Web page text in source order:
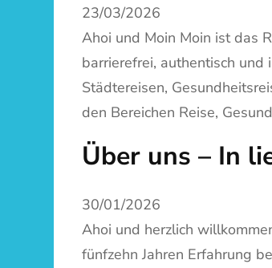
23/03/2026
Ahoi und Moin Moin ist das
barrierefrei, authentisch und
Städtereisen,
den Bereichen Reise,
Über uns – In
30/01/2026
Ahoi und herzlich
fünfzehn Jahren Erfahrung